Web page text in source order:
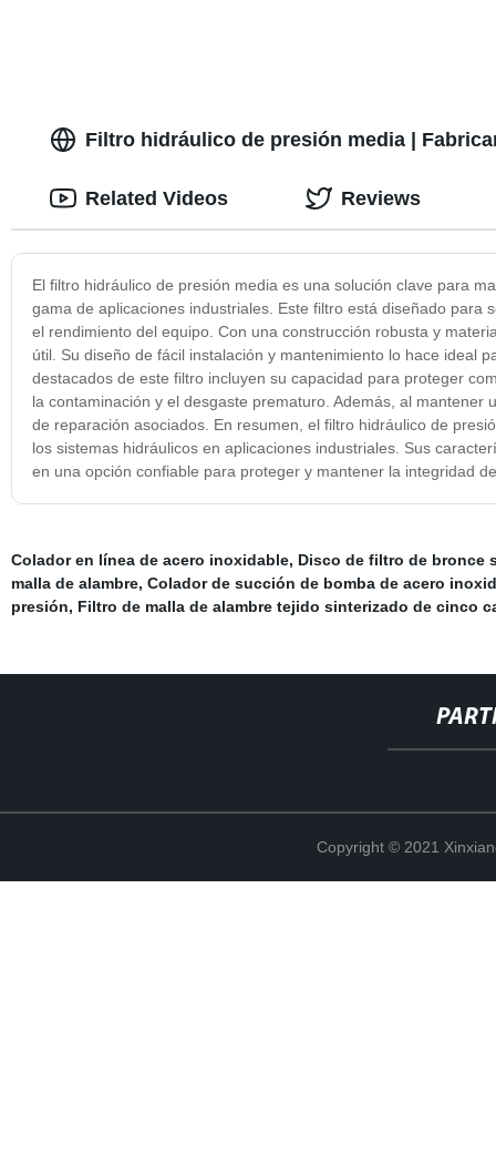
Filtro hidráulico de presión media |
El filtro hidráulico de presión media es una solución clave para
gama de aplicaciones industriales. Este filtro está diseñado
el rendimiento del equipo. Con una construcción robusta y
útil. Su diseño de fácil instalación y mantenimiento lo hace ideal
destacados de este filtro incluyen su capacidad para proteger
la contaminación y el desgaste prematuro. Además, al
de reparación asociados. En resumen, el filtro hidráulico de
los sistemas hidráulicos en aplicaciones industriales. Sus
en una opción confiable para proteger y mantener la integridad
Related Videos Reviews
Colador en línea de acero inoxidable, Disco de filtro de bronce
malla de alambre, Colador de succión de bomba de acero
presión, Filtro de malla de alambre tejido sinterizado de cinco
Copyright © 2021